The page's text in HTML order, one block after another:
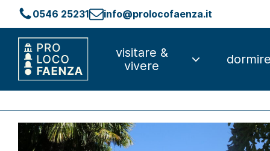
0546 25231 info@prolocofaenza.it
visitare &
vivere
dormire